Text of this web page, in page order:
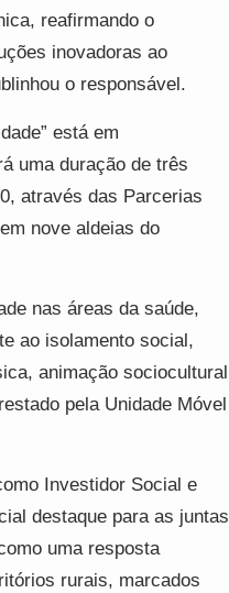
reafirmando o
inovadoras ao
o responsável.
está em
uma duração de três
através das Parcerias
nove aldeias do
nas áreas da saúde,
ao isolamento social,
animação sociocultural
pela Unidade Móvel
Investidor Social e
destaque para as juntas
uma resposta
rurais, marcados